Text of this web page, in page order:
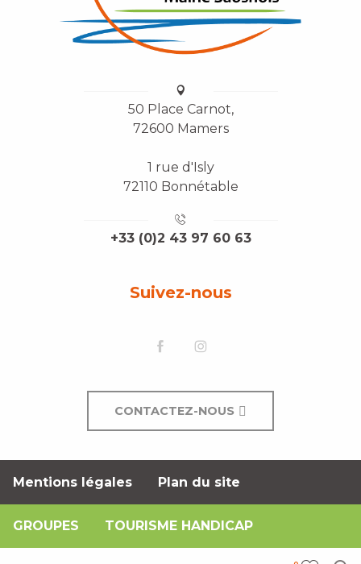
50 Place Carnot,
72600 Mamers
1 rue d'Isly
72110 Bonnétable
+33 (0)2 43 97 60 63
Suivez-nous
CONTACTEZ-NOUS
Mentions légales Plan du site
GROUPES TOURISME HANDICAP